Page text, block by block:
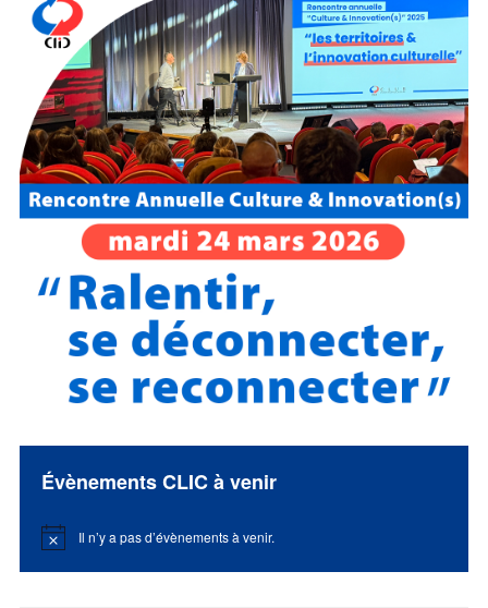
Évènements CLIC à venir
Notice Il n’y a pas d’évènements à venir.